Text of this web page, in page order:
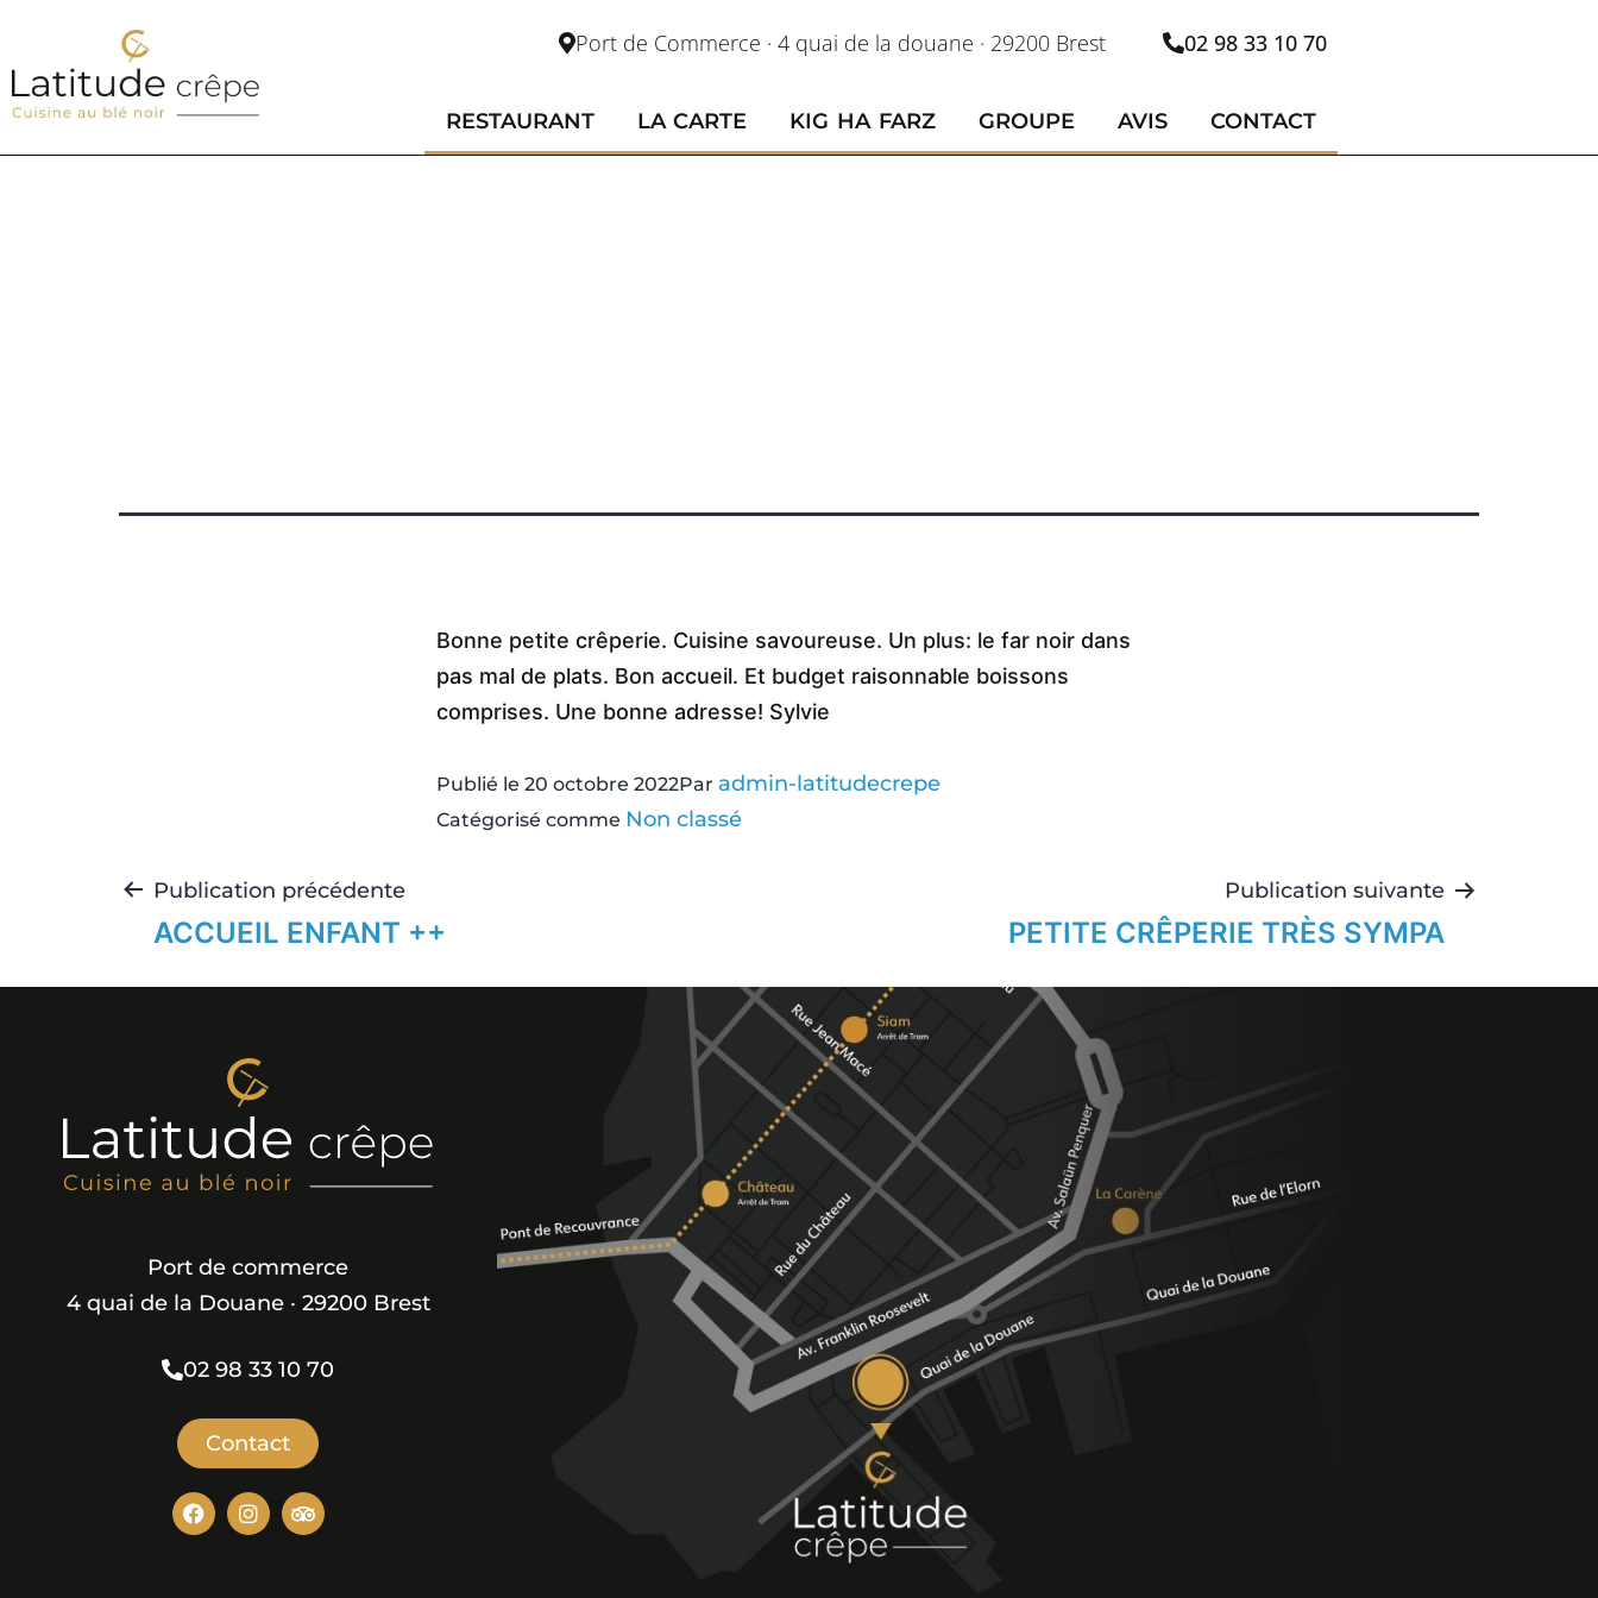
Port de Commerce · 4 quai de la douane · 29200 Brest 02 98 33 10 70
RESTAURANT LA CARTE KIG HA FARZ GROUPE AVIS CONTACT
Bonne petite crêperie. Cuisine savoureuse. Un plus: le far noir dans
pas mal de plats. Bon accueil. Et budget raisonnable boissons
comprises. Une bonne adresse! Sylvie
Publié le 20 octobre 2022Par admin-latitudecrepe
Catégorisé comme Non classé
Publication précédente
ACCUEIL ENFANT ++
Publication suivante
PETITE CRÊPERIE TRÈS SYMPA
Port de commerce
4 quai de la Douane · 29200 Brest
02 98 33 10 70
Contact